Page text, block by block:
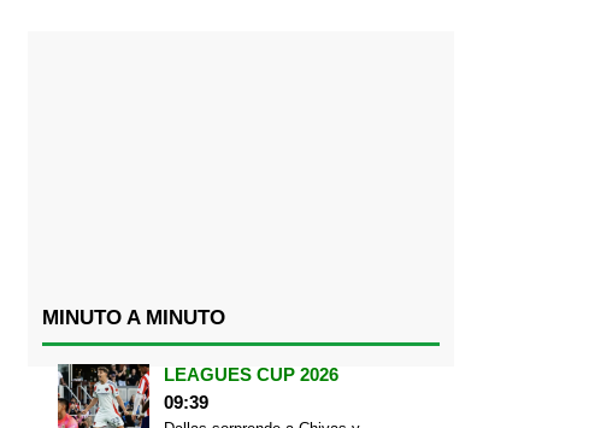
MINUTO A MINUTO
LEAGUES CUP 2026
09:39